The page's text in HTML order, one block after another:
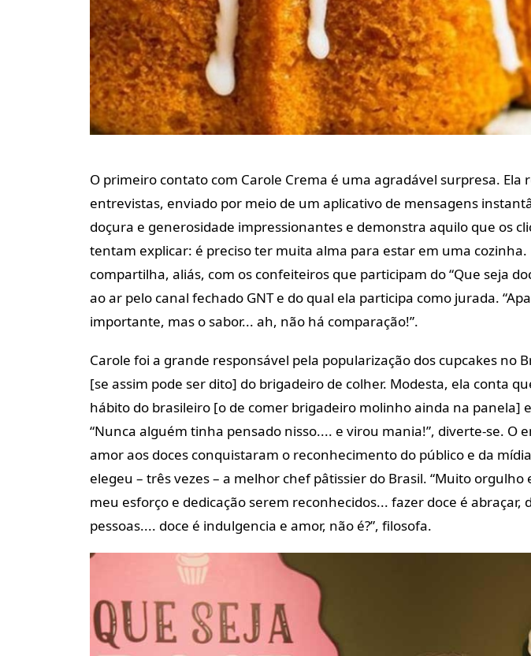
O primeiro contato com Carole Crema é uma agradável surpresa. Ela
entrevistas, enviado por meio de um aplicativo de mensagens
doçura e generosidade impressionantes e demonstra aquilo que os
tentam explicar: é preciso ter muita alma para estar em uma cozinha.
compartilha, aliás, com os confeiteiros que participam do “Que seja
ao ar pelo canal fechado GNT e do qual ela participa como jurada.
importante, mas o sabor... ah, não há comparação!”.
Carole foi a grande responsável pela popularização dos cupcakes no
[se assim pode ser dito] do brigadeiro de colher. Modesta, ela conta
hábito do brasileiro [o de comer brigadeiro molinho ainda na panela]
“Nunca alguém tinha pensado nisso.... e virou mania!”, diverte-se. O
amor aos doces conquistaram o reconhecimento do público e da
elegeu – três vezes – a melhor chef pâtissier do Brasil. “Muito orgulho
meu esforço e dedicação serem reconhecidos... fazer doce é abraçar,
pessoas.... doce é indulgencia e amor, não é?”, filosofa.